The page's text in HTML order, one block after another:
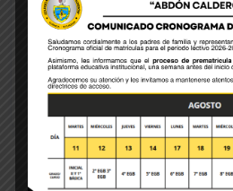
for the next time I comment.
POST COMMENT